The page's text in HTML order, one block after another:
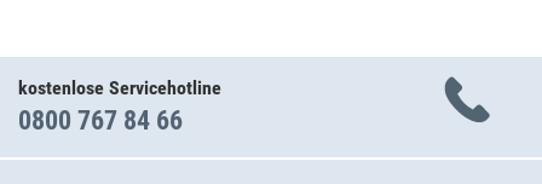
kostenlose Servicehotline
0800 767 84 66